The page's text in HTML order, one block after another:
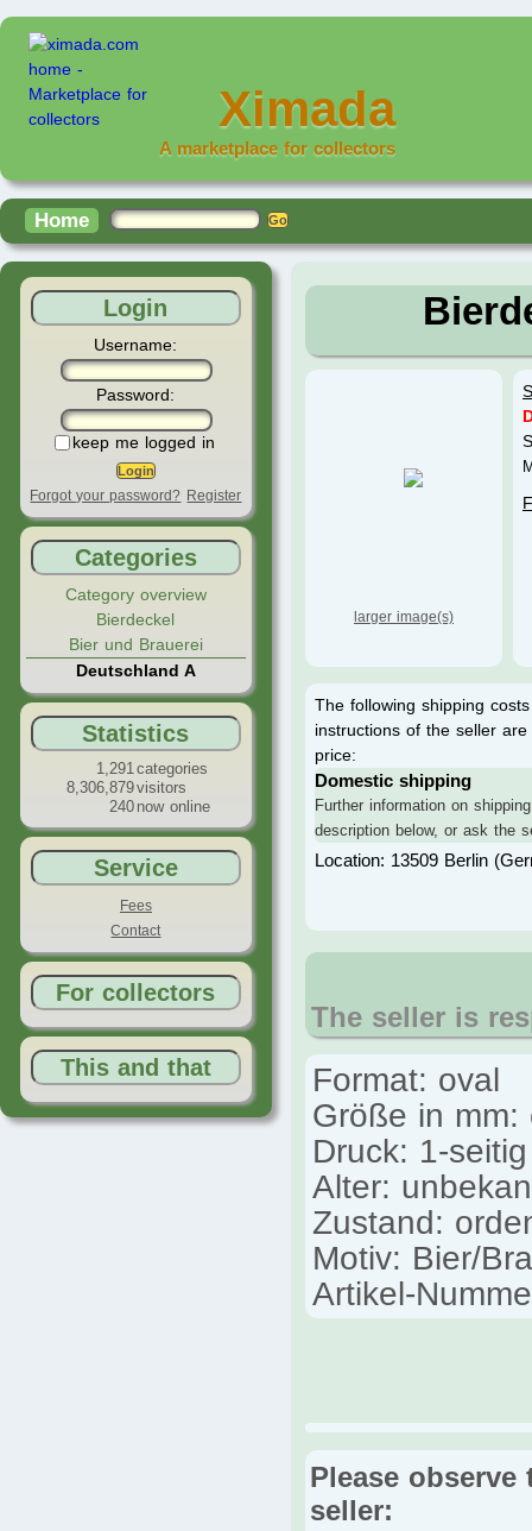
Ximada
A marketplace for collectors
Home
Login
Username:
Password:
keep me logged in
Forgot your password? Register
Categories
Category overview
Bierdeckel
Bier und Brauerei
Deutschland A
Statistics
1,291categories
8,306,879visitors
240 now online
Service
Fees
Contact
For collectors
This and that
larger image(s)
The following shipping
instructions of the seller
price:
Domestic shipping
Further information on
description below, or ask the
Location: 13509 Berlin
The seller is
Format: oval
Größe in mm:
Druck: 1-seitig
Alter:
Zustand:
Motiv: Bier/
Artikel-
Please
seller: